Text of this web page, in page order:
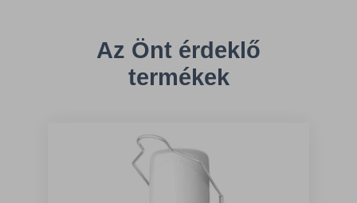
Az Önt érdeklő
termékek